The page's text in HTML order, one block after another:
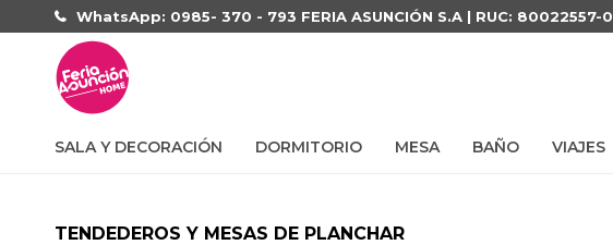
SALA Y DECORACIÓN DORMITORIO MESA BAÑO VIAJES
WhatsApp: 0985- 370 - 793 FERIA ASUNCIÓN S.A | RUC: 80022557-0
TENDEDEROS Y MESAS DE PLANCHAR